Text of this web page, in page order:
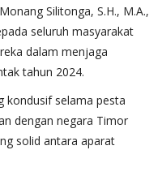
Silitonga, S.H., M.A.,
seluruh masyarakat
dalam menjaga
tahun 2024.
kondusif selama pesta
dengan negara Timor
solid antara aparat